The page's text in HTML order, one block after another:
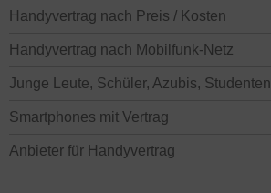
Handyvertrag nach Preis / Kosten
Handyvertrag nach Mobilfunk-Netz
Junge Leute, Schüler, Azubis, Studenten
Smartphones mit Vertrag
Anbieter für Handyvertrag